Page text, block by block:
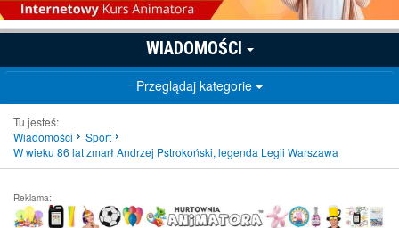
WIADOMOŚCI
Przeglądaj kategorie
Tu jesteś:
Wiadomości
Sport
W wieku 86 lat zmarł Andrzej Pstrokoński, legenda Legii Warszawa
Reklama: